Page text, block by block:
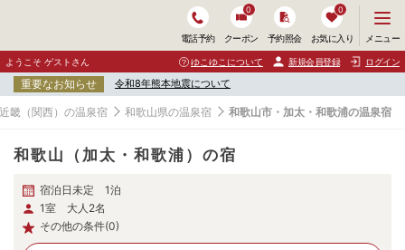
電話予約 クーポン
0
予約照会 お気に入り
0
ニ
ュ
ー
開
く
メニュー
ようこそ ゲストさん ゆこゆこについて 新規会員登録 ログイン
重要なお知らせ 令和8年熊本地震について
近畿（関西）の温泉宿 和歌山県の温泉宿 和歌山市・加太・和歌浦の温泉宿
和歌山（加太・和歌浦）の宿
宿泊日未定 1泊
1室 大人2名
その他の条件(0)